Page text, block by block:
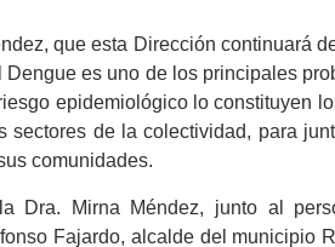
que esta Dirección continuará
Dengue es uno de los principales
epidemiológico lo constituyen
sectores de la colectividad, para
comunidades.
Dra. Mirna Méndez, junto al
Fajardo, alcalde del municipio